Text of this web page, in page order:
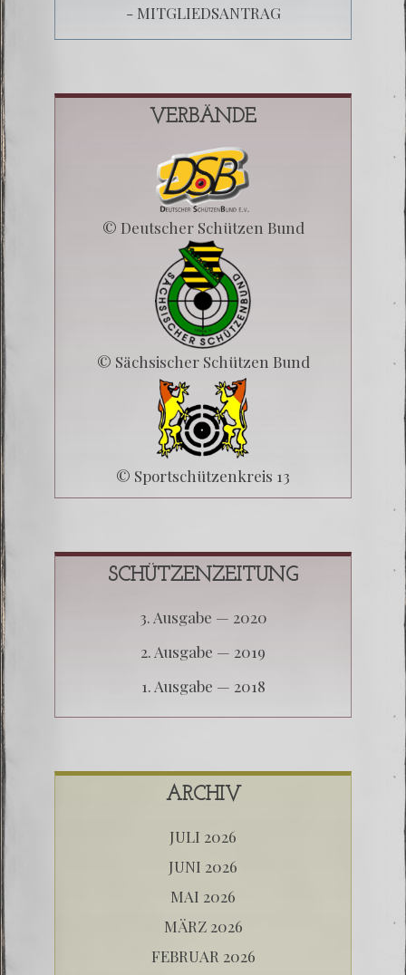
- MITGLIEDSANTRAG
VERBÄNDE
© Deutscher Schützen Bund
© Sächsischer Schützen Bund
© Sportschützenkreis 13
SCHÜTZENZEITUNG
3. Aus­ga­be — 2020
2. Aus­ga­be — 2019
1. Aus­ga­be — 2018
ARCHIV
JULI 2026
JUNI 2026
MAI 2026
MÄRZ 2026
FEBRUAR 2026